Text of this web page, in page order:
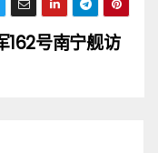
162号南宁舰访